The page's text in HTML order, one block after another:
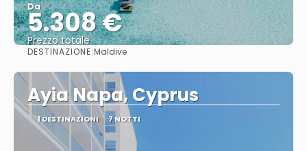
Da
5.308 €
Prezzo totale
DESTINAZIONE:Maldive
Ayia Napa, Cyprus
1 DESTINAZIONI 7 NOTTI